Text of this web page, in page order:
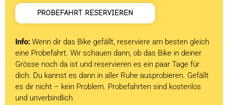
PROBEFAHRT RESERVIEREN
Info: Wenn dir das Bike gefällt, reserviere am besten gleich
eine Probefahrt. Wir schauen dann, ob das Bike in deiner
Grösse noch da ist und reservieren es ein paar Tage für
dich. Du kannst es dann in aller Ruhe ausprobieren. Gefällt
es dir nicht – kein Problem. Probefahrten sind kostenlos
und unverbindlich.